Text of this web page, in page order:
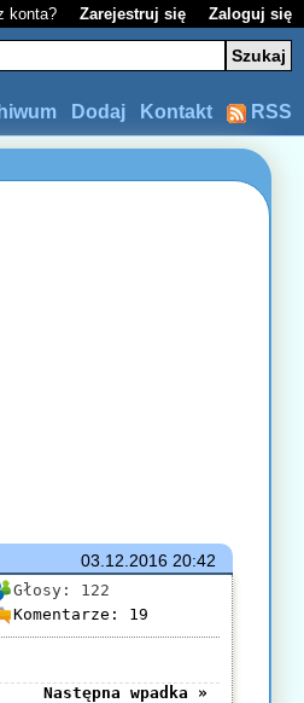
konta? Zarejestruj się Zaloguj się
RSS
Kontakt
Dodaj
03.12.201620:42
Głosy: 122
Komentarze: 19
Następna wpadka »